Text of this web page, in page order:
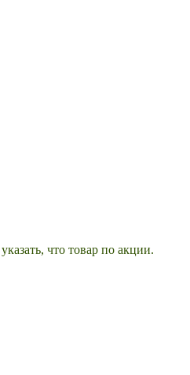
что товар по акции.